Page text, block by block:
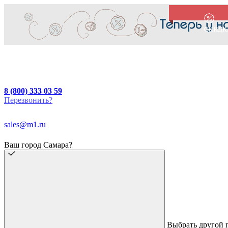
8 (800) 333 03 59
Перезвонить?
sales@m1.ru
Ваш город Самара?
Выбрать другой